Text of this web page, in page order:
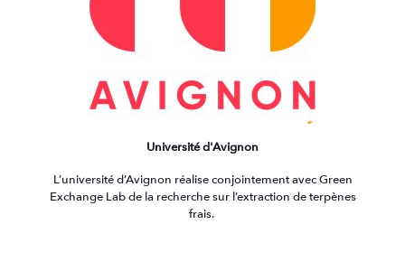
Université d'Avignon
L’université d’Avignon réalise conjointement avec Green
Exchange Lab de la recherche sur l’extraction de terpènes
frais.